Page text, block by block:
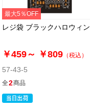
最大5％OFF
レジ袋 ブラックハロウィン
￥459～ ￥809 （税込）
57-43-5
全2商品